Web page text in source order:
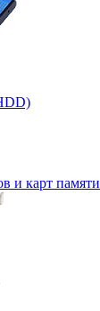
и карт памяти